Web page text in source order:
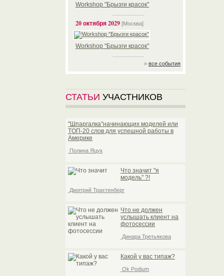
Workshop "Брызги красок"
20 октября 2029 [Москва]
Workshop "Брызги красок"
» все события
СТАТЬИ УЧАСТНИКОВ
"Шпаргалка"начинающих моделей или
TOП-20 слов для успешной работы в
Америке
Полина Яцук
Что значит "я
модель" ?!
Дмитрий Трахтенберг
Что не должен
услышать клиент на
фотосессии
Динара Третьякова
Какой у вас типаж?
Ok Podium